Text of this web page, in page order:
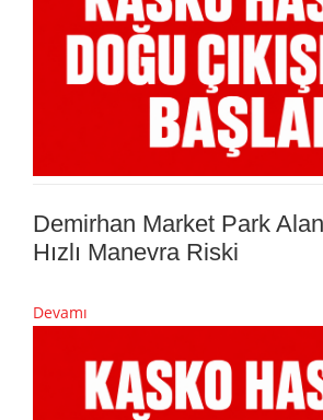
Demirhan Market Park
Hızlı Manevra Riski
Devamı